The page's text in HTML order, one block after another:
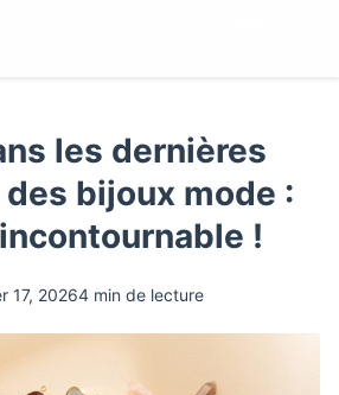
les dernières
bijoux mode :
!
17, 20264 min de lecture